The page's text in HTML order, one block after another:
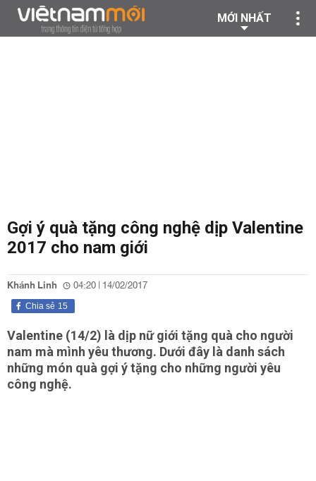
MỚI NHẤT
Gợi ý quà tặng công nghệ dịp Valentine
2017 cho nam giới
Khánh Linh 04:20 | 14/02/2017
15
Chia sẻ
Valentine (14/2) là dịp nữ giới tặng quà cho người
nam mà mình yêu thương. Dưới đây là danh sách
những món quà gợi ý tặng cho những người yêu
công nghệ.